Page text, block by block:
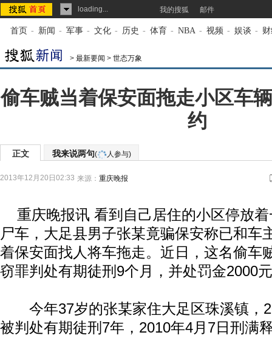
loading... 我的搜狐 邮件
首页 - 新闻 - 军事 - 文化 - 历史 - 体育 - NBA - 视频 - 娱谈 -
> 最新要闻 > 世态万象
偷车贼当着保安面拖走小区车
约
正文 我来说两句( 人参与)
2013年12月20日02:33 来源： 重庆晚报
重庆晚报讯 看到自己居住的小区停放着
尸车，大足县男子张某竟骗保安称已和车
着保安面找人将车拖走。近日，这名偷车
窃罪判处有期徒刑9个月，并处罚金2000
今年37岁的张某家住大足区珠溪镇，
被判处有期徒刑7年，2010年4月7日刑满